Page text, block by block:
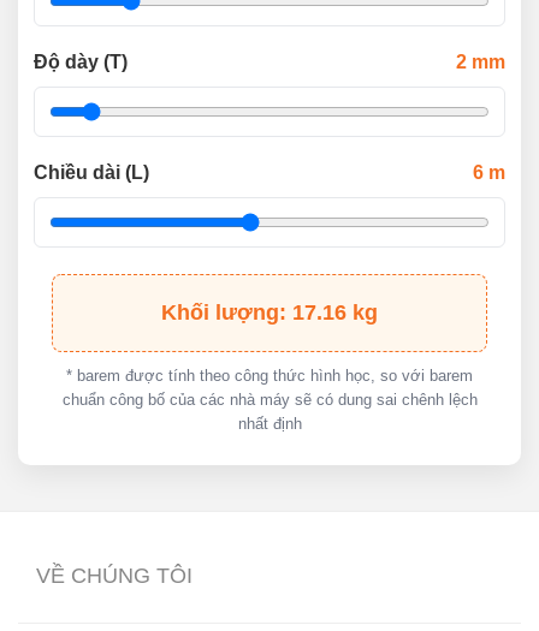
Độ dày (T) 2 mm
Chiều dài (L) 6 m
Khối lượng: 17.16 kg
* barem được tính theo công thức hình học, so với barem
chuẩn công bố của các nhà máy sẽ có dung sai chênh lệch
nhất định
VỀ CHÚNG TÔI